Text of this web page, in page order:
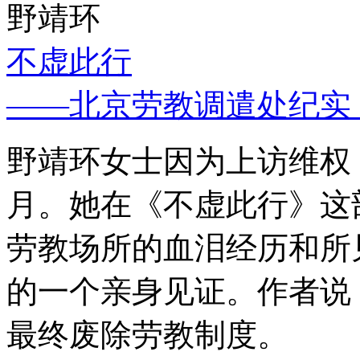
野靖环
不虚此行
——北京劳教调遣处纪实
野靖环女士因为上访维
月。她在《不虚此行》
劳教场所的血泪经历和
的一个亲身见证。作者
最终废除劳教制度。